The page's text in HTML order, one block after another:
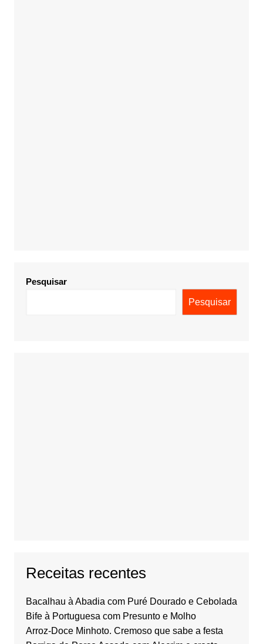
Pesquisar
Pesquisar
Receitas recentes
Bacalhau à Abadia com Puré Dourado e Cebolada
Bife à Portuguesa com Presunto e Molho
Arroz-Doce Minhoto. Cremoso que sabe a festa